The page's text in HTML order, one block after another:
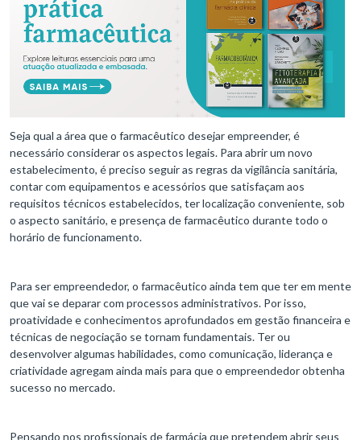
Seja qual a área que o farmacêutico desejar empreender, é
necessário considerar os aspectos legais. Para abrir um novo
estabelecimento, é preciso seguir as regras da vigilância sanitária,
contar com equipamentos e acessórios que satisfaçam aos
requisitos técnicos estabelecidos, ter localização conveniente, sob
o aspecto sanitário, e presença de farmacêutico durante todo o
horário de funcionamento.
Para ser empreendedor, o farmacêutico ainda tem que ter em mente
que vai se deparar com processos administrativos. Por isso,
proatividade e conhecimentos aprofundados em gestão financeira e
técnicas de negociação se tornam fundamentais. Ter ou
desenvolver algumas habilidades, como comunicação, liderança e
criatividade agregam ainda mais para que o empreendedor obtenha
sucesso no mercado.
Pensando nos profissionais de farmácia que pretendem abrir seus